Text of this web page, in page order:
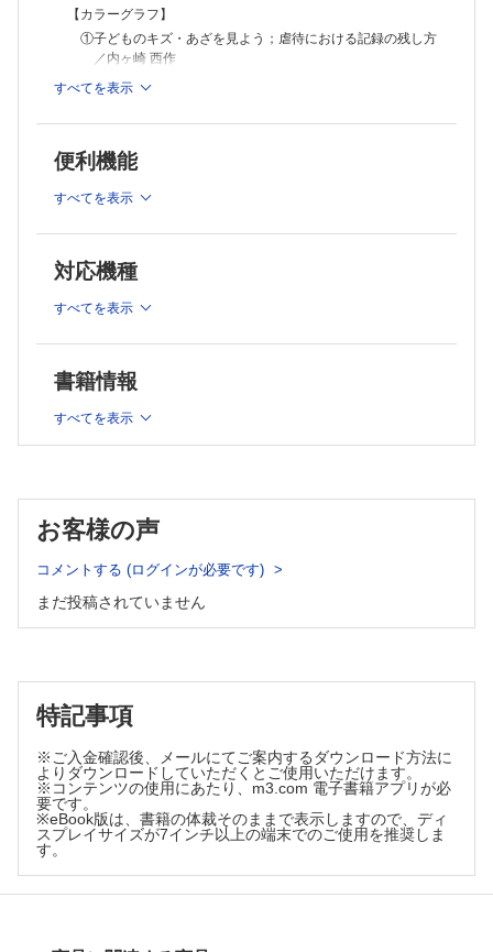
①児童自立支援施設のこどもたちとの「生活」を通して伝えたいこと／
笠松 聡子
②虐待の世代間連鎖；親の未解決の葛藤を中心に／西澤 哲
④CDRとグリーフケア／家入 香代
【カラーグラフ】
①子どものキズ・あざを見よう；虐待における記録の残し方
／内ヶ崎 西作
②口を見てみよう；子ども虐待における口の所見／岩原 香織
をはせよう／木下 あゆみ
【虐待予防・対応における看護師の役割と専門性】
①小児救急医療の場における子ども虐待予防／白石 裕子
③院内子ども虐待対応チーム（CPT）看護師の活動；親子の
④医療的ケア児など虐待ハイリスクの子どもにかかわる看護
防・対応のための母子保健活動／鈴木 佳奈子
①子どもの「こえ」を聴き，代弁するアドボケイトとして／
小橋 孝介
④子どもの性虐待への対応とRIFCRTMを基にした聞き方／
石倉 亜矢子
⑤こどもアドボカシー活動；意見表明を支援する／相澤 仁
どもを守る～】
①子ども虐待対応・予防における医療ソーシャルワーカーの
と医療者に求められる対応／根ケ山 裕子
み重ねと子ども食堂での活動／加藤 雅江
④虐待対応における児童相談所とのじょうずな付き合い方／
【虐待を受けた子どもたちの未来を考える～つながり続けるこ
との意義～】
すべてを表示
便利機能
すべてを表示
対応機種
すべてを表示
書籍情報
すべてを表示
お客様の声
コメントする (ログインが必要です)
まだ投稿されていません
特記事項
※ご入金確認後、メールにてご案内するダウンロード方法に
よりダウンロードしていただくとご使用いただけます。
※コンテンツの使用にあたり、m3.com 電子書籍アプリが必
要です。
※eBook版は、書籍の体裁そのままで表示しますので、ディ
スプレイサイズが7インチ以上の端末でのご使用を推奨しま
す。